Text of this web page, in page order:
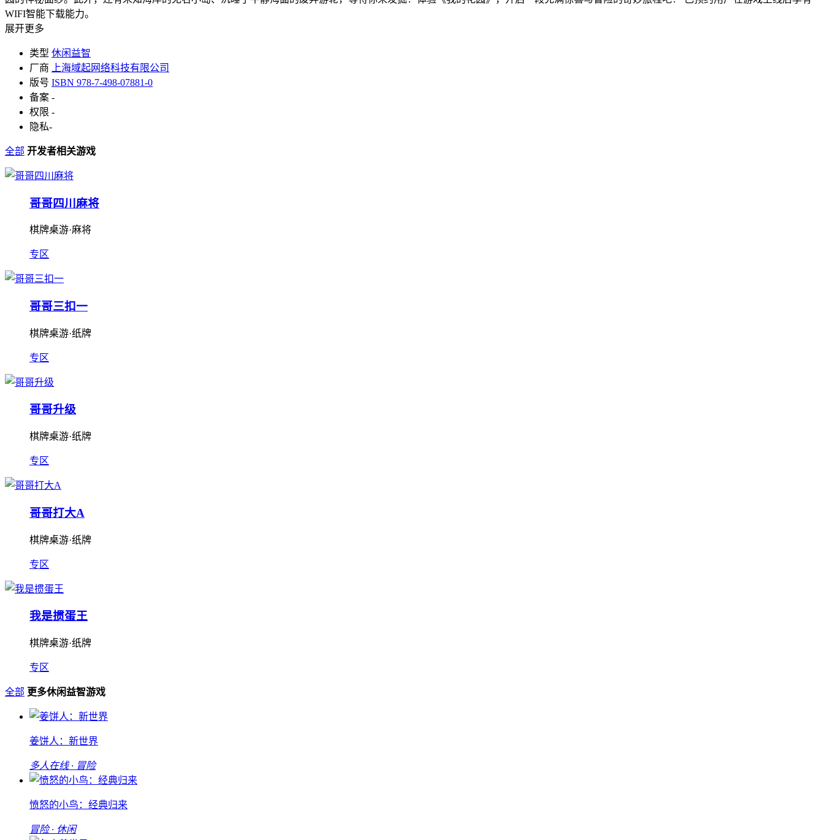
WIFI智能下载能力。
展开更多
类型 休闲益智
厂商
上海域起网络科技有限公司
版号 ISBN 978-7-498-07881-0
备案 -
权限 -
隐私-
全部 开发者相关游戏
哥哥四川麻将
棋牌桌游·麻将
专区
哥哥三扣一
棋牌桌游·纸牌
专区
哥哥升级
棋牌桌游·纸牌
专区
哥哥打大A
棋牌桌游·纸牌
专区
我是掼蛋王
棋牌桌游·纸牌
专区
全部 更多休闲益智游戏
姜饼人：新世界
多人在线 · 冒险
愤怒的小鸟：经典归来
冒险 · 休闲